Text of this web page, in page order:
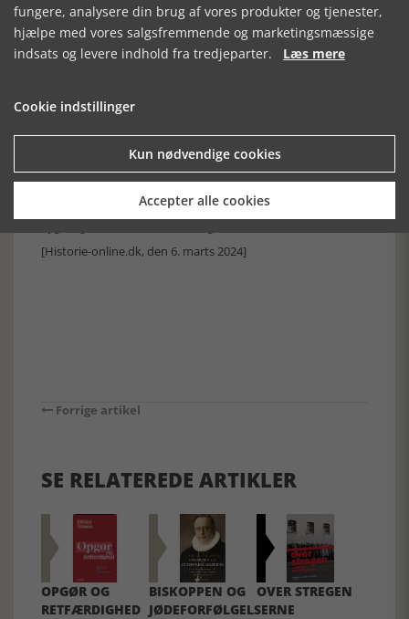
[Historie-online.dk, den 6. marts 2024]
Forrige artikel
SE RELATEREDE ARTIKLER
OPGØR OG
RETFÆRDIGHED
BISKOPPEN OG
JØDEFORFØLGELSERNE
OVER STREGEN
fungere, analysere din brug af vores produkter og tjenester,
hjælpe med vores salgsfremmende og marketingsmæssige
indsats og levere indhold fra tredjeparter. Læs mere
Cookie indstillinger
Kun nødvendige cookies
Accepter alle cookies